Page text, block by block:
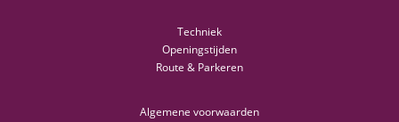
Techniek
Openingstijden
Route & Parkeren
Algemene voorwaarden